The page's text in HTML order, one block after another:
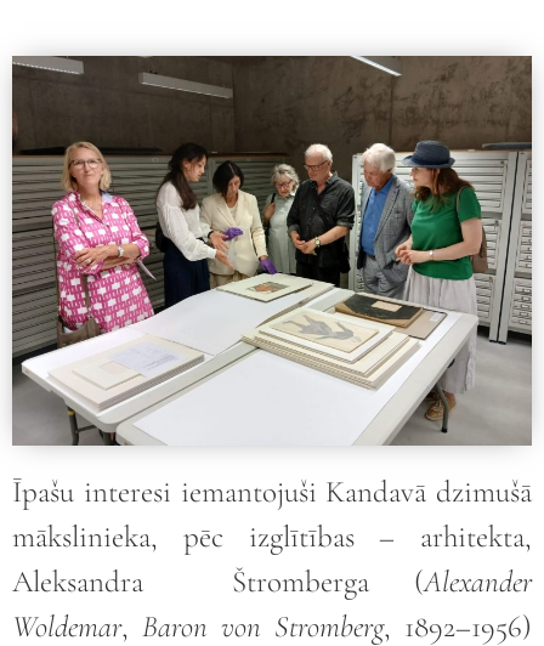
Īpašu interesi iemantojuši Kandavā dzimušā
mākslinieka, pēc izglītības – arhitekta,
Aleksandra Štromberga (Alexander
Woldemar, Baron von Stromberg, 1892–1956)